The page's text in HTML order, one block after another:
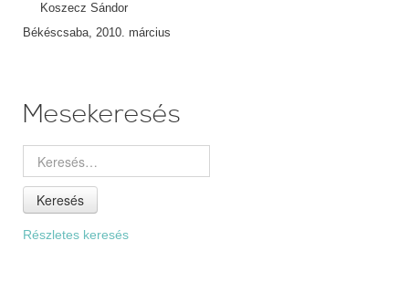
Koszecz Sándor
Békéscsaba, 2010. március
Mesekeresés
Keresés
Részletes keresés